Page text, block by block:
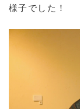
様子でした！